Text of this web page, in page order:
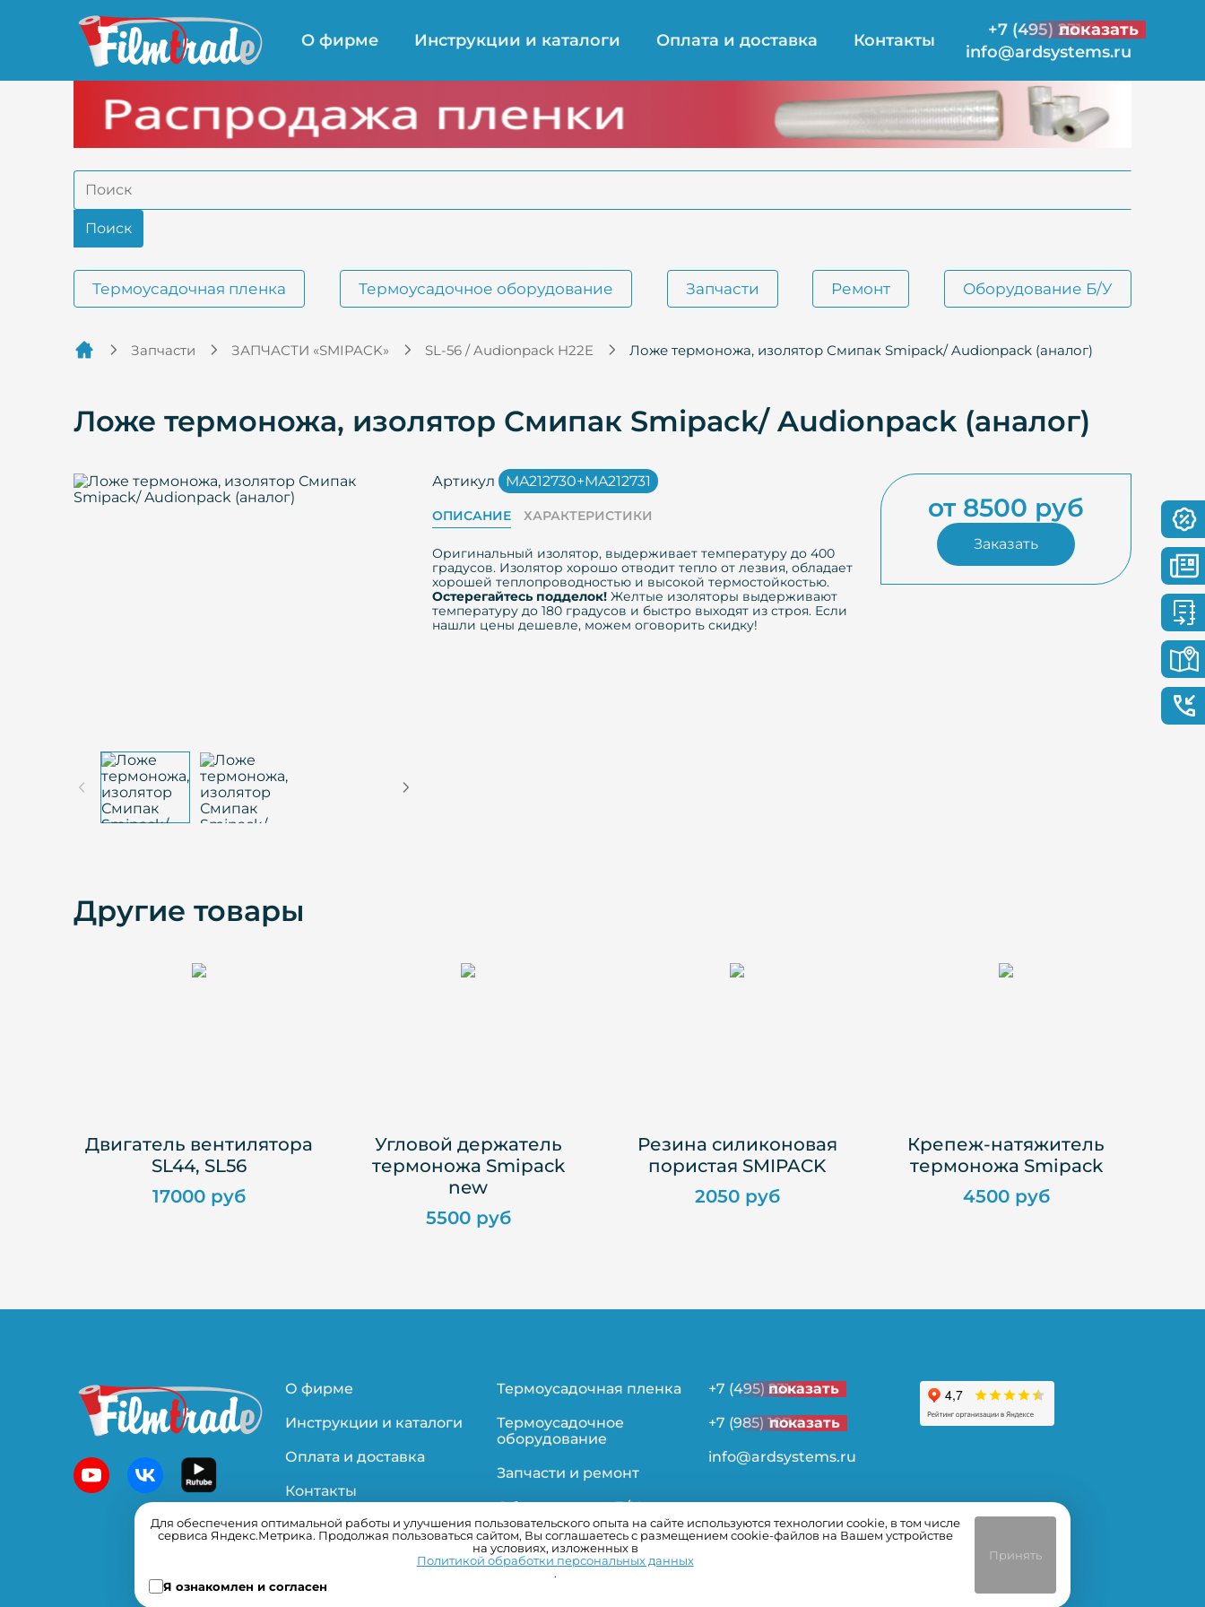
Для обеспечения оптимальной работы и улучшения пользовательского опыта на сайте используются технологии cookie, в том числе
сервиса Яндекс.Метрика. Продолжая пользоваться сайтом, Вы соглашаетесь с размещением cookie-файлов на Вашем устройстве
на условиях, изложенных в
Политикой обработки персональных данных
.
Я ознакомлен и согласен
Принять
О фирме Инструкции и каталоги Оплата и доставка Контакты
+7 (495) 231-21-00
показать
info@ardsystems.ru
Термоусадочная пленка Термоусадочное оборудование Запчасти Ремонт Оборудование Б/У
Запчасти ЗАПЧАСТИ «SMIPACK» SL-56 / Audionpack H22E Ложе термоножа, изолятор Смипак Smipack/ Audionpack (аналог)
Ложе термоножа, изолятор Смипак Smipack/ Audionpack (аналог)
от 8500 руб
Заказать
Артикул MA212730+MA212731
ОПИСАНИЕ ХАРАКТЕРИСТИКИ
Оригинальный изолятор, выдерживает температуру до 400
градусов. Изолятор хорошо отводит тепло от лезвия, обладает
хорошей теплопроводностью и высокой термостойкостью.
Остерегайтесь подделок! Желтые изоляторы выдерживают
температуру до 180 градусов и быстро выходят из строя. Если
нашли цены дешевле, можем оговорить скидку!
Другие товары
Двигатель вентилятора
SL44, SL56
17000 руб
Угловой держатель
термоножа Smipack
new
5500 руб
Резина силиконовая
пористая SMIPACK
2050 руб
Крепеж-натяжитель
термоножа Smipack
4500 руб
О фирме
Инструкции и каталоги
Оплата и доставка
Контакты
Политика
конфиденциальности
Термоусадочная пленка
Термоусадочное
оборудование
Запчасти и ремонт
Оборудование Б/У
+7 (495) 231-21-00
показать
+7 (985) 107-62-32
показать
info@ardsystems.ru